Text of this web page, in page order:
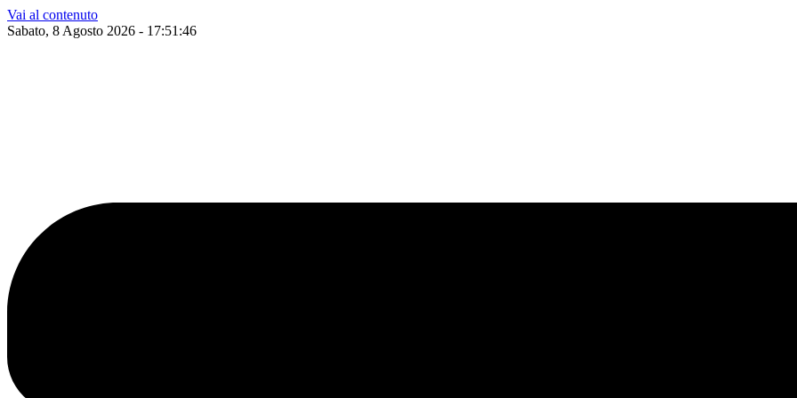
Vai al contenuto
Sabato, 8 Agosto 2026 - 17:51:47